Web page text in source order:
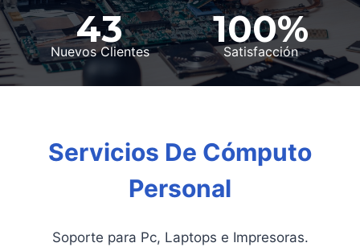
8
4
3
43
Nuevos Clientes
1
0
0
%
100%
Satisfacción
Servicios De Cómputo
Personal
Soporte para Pc, Laptops e Impresoras.